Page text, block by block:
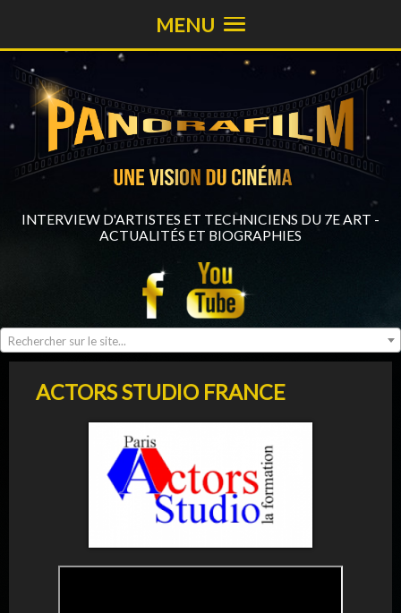
INTERVIEW D'ARTISTES ET TECHNICIENS DU 7E ART -
ACTUALITÉS ET BIOGRAPHIES
Rechercher sur le site...
MENU
ACTORS STUDIO FRANCE